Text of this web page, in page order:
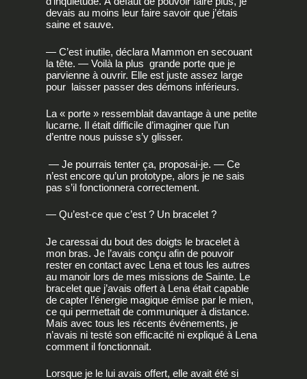
devais au moins leur faire savoir que j’étais
saine et sauve.
— C’est inutile, déclara Mammon en secouant
la tête. — Voilà la plus grande porte que je
parvienne à ouvrir. Elle est juste assez large
pour laisser passer des démons inférieurs.
La « porte » ressemblait davantage à une petite
lucarne. Il était difficile d’imaginer que l’un
d’entre nous puisse s’y glisser.
— Je pourrais tenter ça, proposai-je. — Ce
n’est encore qu’un prototype, alors je ne sais
pas s’il fonctionnera correctement.
— Qu’est-ce que c’est ? Un bracelet ?
Je caressai du bout des doigts le bracelet à
mon bras. Je l’avais conçu afin de pouvoir
rester en contact avec Lena et tous les autres
au manoir lors de mes missions de Sainte. Le
bracelet que j’avais offert à Lena était capable
de capter l’énergie magique émise par le mien,
ce qui permettait de communiquer à distance.
Mais avec tous les récents événements, je
n’avais ni testé son efficacité ni expliqué à Lena
comment il fonctionnait.
Lorsque je le lui avais offert, elle avait été si